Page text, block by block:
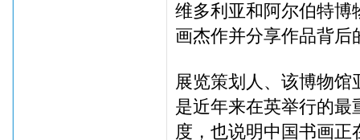
维多利亚和阿尔伯特博
画杰作并分享作品背
展览策划人、该博物
是近年来在英举行的
度，也说明中国书画